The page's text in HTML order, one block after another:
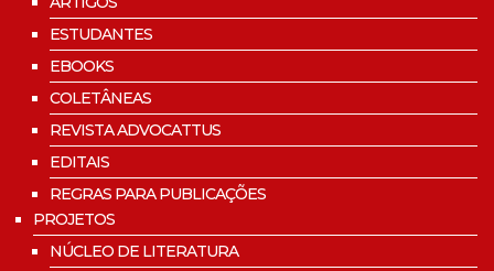
ESTUDANTES
EBOOKS
COLETÂNEAS
REVISTA ADVOCATTUS
EDITAIS
REGRAS PARA PUBLICAÇÕES
PROJETOS
NÚCLEO DE LITERATURA